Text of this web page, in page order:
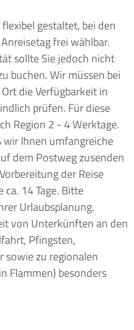
gestaltet, bei den
frei wählbar.
sollte Sie jedoch nicht
buchen. Wir müssen bei
die Verfügbarkeit in
prüfen. Für diese
Region 2 - 4 Werktage.
wir Ihnen umfangreiche
dem Postweg zusenden
der Reise
14 Tage. Bitte
Urlaubsplanung.
von Unterkünften an den
Pfingsten,
sowie zu regionalen
Flammen) besonders